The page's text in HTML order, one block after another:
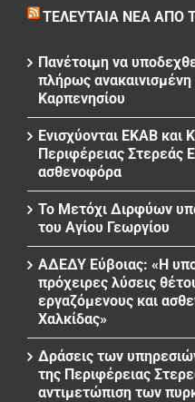
ΤΕΛΕΥΤΑΊΑ ΝΈΑ ΑΠΌ
Πανέτοιμη να
πλήρως ανακαινισμένη
Καρπενησίου
Ενισχύονται ΕΚΑΒ και
Περιφέρειας Στερεάς
ασθενοφόρα
Το Μετόχι Διρφύων
του Αγίου Γεωργίου
ΑΔΕΔΥ Εύβοιας: «Η
πρόχειρες λύσεις
εργαζόμενους και
Χαλκίδας»
Δράσεις των
της Περιφέρειας
αντιμετώπιση των